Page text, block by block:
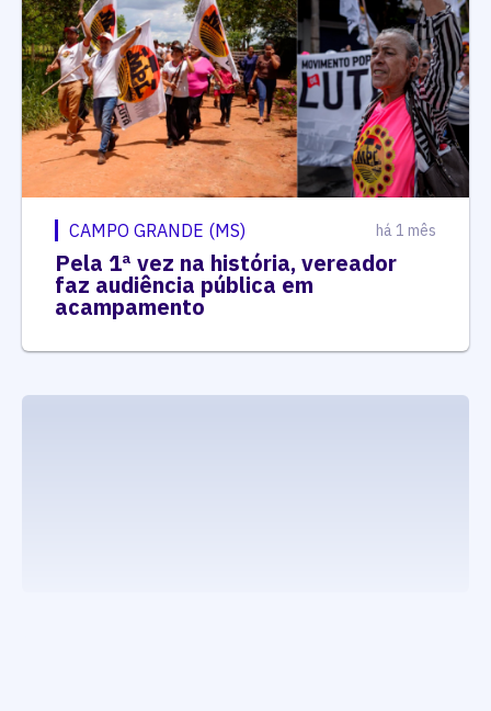
CAMPO GRANDE (MS) há 1 mês
Pela 1ª vez na história, vereador
faz audiência pública em
acampamento